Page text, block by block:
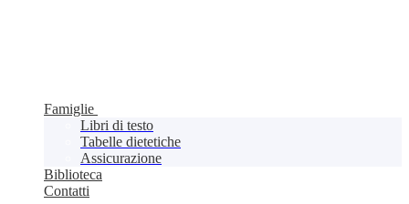
Famiglie
Libri di testo
Tabelle dietetiche
Assicurazione
Biblioteca
Contatti